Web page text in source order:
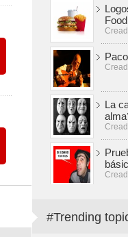
Food
La
#Trending